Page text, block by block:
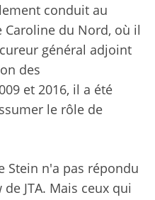
conduit au
Caroline du Nord, où il
général adjoint
des
et 2016, il a été
le rôle de
Stein n'a pas répondu
JTA. Mais ceux qui